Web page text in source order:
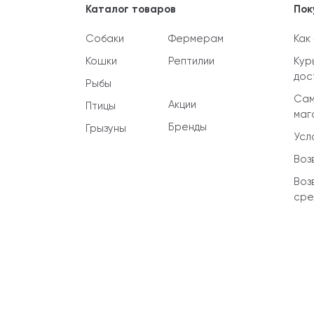
Каталог товаров
Собаки
Кошки
Рыбы
Птицы
Грызуны
Фермерам
Рептилии
Акции
Бренды
Как